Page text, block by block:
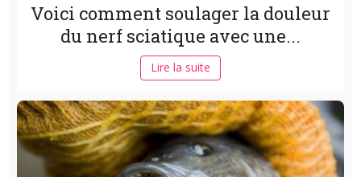
Voici comment soulager la douleur
du nerf sciatique avec une...
Lire la suite